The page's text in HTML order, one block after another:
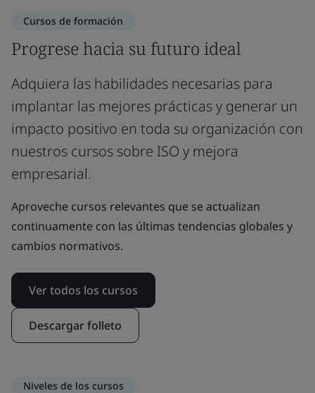
Cursos de formación
Progrese hacia su futuro ideal
Adquiera las habilidades necesarias para
implantar las mejores prácticas y generar un
impacto positivo en toda su organización con
nuestros cursos sobre ISO y mejora
empresarial.
Aproveche cursos relevantes que se actualizan
continuamente con las últimas tendencias globales y
cambios normativos.
Ver todos los cursos
Descargar folleto
Niveles de los cursos